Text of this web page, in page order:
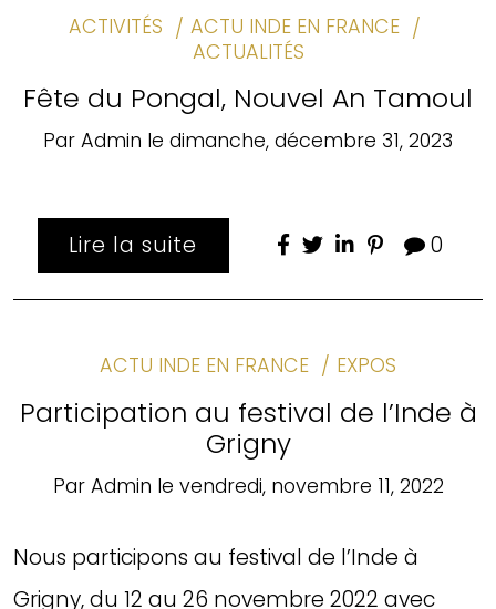
ACTIVITÉS
ACTU INDE EN FRANCE
ACTUALITÉS
Fête du Pongal, Nouvel An Tamoul
Par Admin le dimanche, décembre 31, 2023
Lire la suite 0
ACTU INDE EN FRANCE EXPOS
Participation au festival de l’Inde à
Grigny
Par Admin le vendredi, novembre 11, 2022
Nous participons au festival de l’Inde à
Grigny, du 12 au 26 novembre 2022 avec